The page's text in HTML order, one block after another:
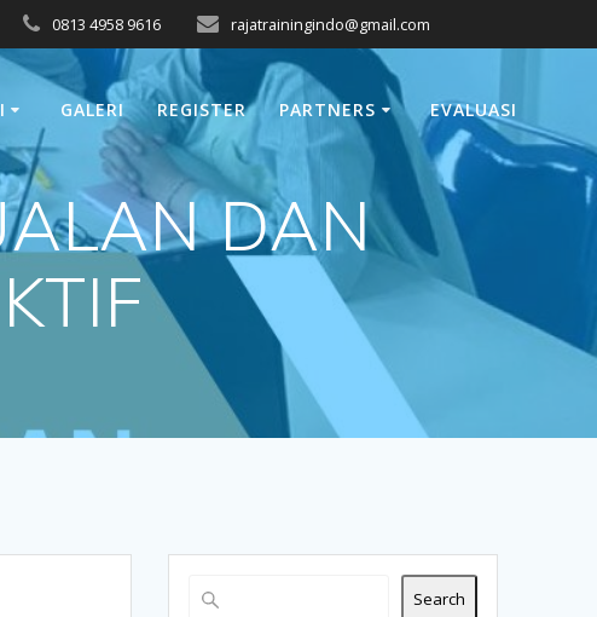
0813 4958 9616 rajatrainingindo@gmail.com
GALERI REGISTER PARTNERS EVALUASI
DAN
Search